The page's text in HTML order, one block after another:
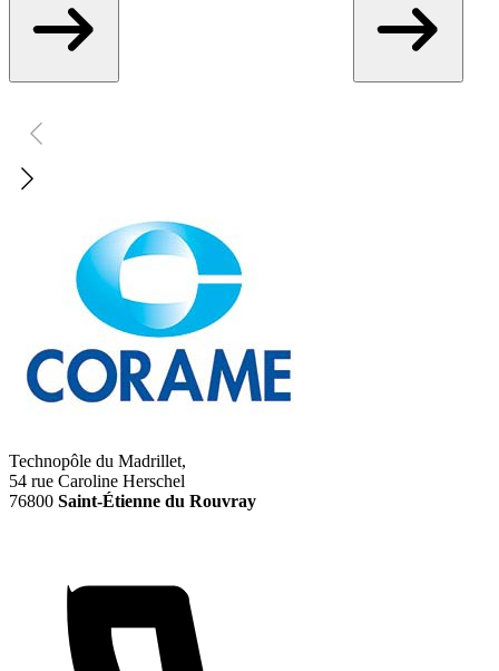
Technopôle du Madrillet,
54 rue Caroline Herschel
76800 Saint-Étienne du Rouvray